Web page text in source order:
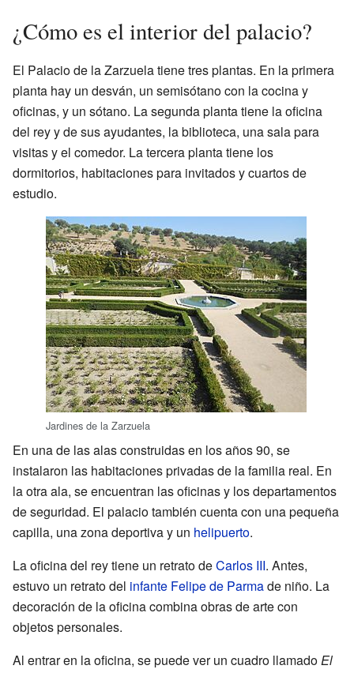
¿Cómo es el interior del palacio?
El Palacio de la Zarzuela tiene tres plantas. En la primera
planta hay un desván, un semisótano con la cocina y
oficinas, y un sótano. La segunda planta tiene la oficina
del rey y de sus ayudantes, la biblioteca, una sala para
visitas y el comedor. La tercera planta tiene los
dormitorios, habitaciones para invitados y cuartos de
estudio.
Jardines de la Zarzuela
En una de las alas construidas en los años 90, se
instalaron las habitaciones privadas de la familia real. En
la otra ala, se encuentran las oficinas y los departamentos
de seguridad. El palacio también cuenta con una pequeña
capilla, una zona deportiva y un helipuerto.
La oficina del rey tiene un retrato deCarlos III. Antes,
estuvo un retrato del infante Felipe de Parmade niño. La
decoración de la oficina combina obras de arte con
objetos personales.
Al entrar en la oficina, se puede ver un cuadro llamadoEl